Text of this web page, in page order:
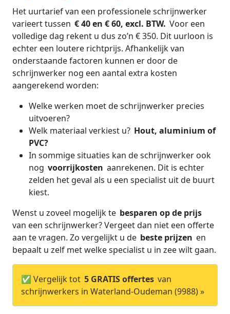
Het uurtarief van een professionele schrijnwerker
varieert tussen € 40 en € 60, excl. BTW. Voor een
volledige dag rekent u dus zo’n € 350. Dit uurloon is
echter een loutere richtprijs. Afhankelijk van
onderstaande factoren kunnen er door de
schrijnwerker nog een aantal extra kosten
aangerekend worden:
Welke werken moet de schrijnwerker precies
uitvoeren?
Welk materiaal verkiest u? Hout, aluminium of
PVC?
In sommige situaties kan de schrijnwerker ook
nog voorrijkosten aanrekenen. Dit is echter
zelden het geval als u een specialist uit de buurt
kiest.
Wenst u zoveel mogelijk te besparen op de prijs
van een schrijnwerker? Vergeet dan niet een offerte
aan te vragen. Zo vergelijkt u de beste prijzen en
bepaalt u zelf met welke specialist u in zee wilt gaan.
✅ Vergelijk tot 5 GRATIS offertes van
schrijnwerkers in Waterland-Oudeman (9988) »